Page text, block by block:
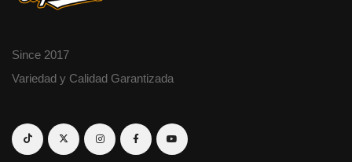
Since 2017
Variedad y Calidad Garantizada